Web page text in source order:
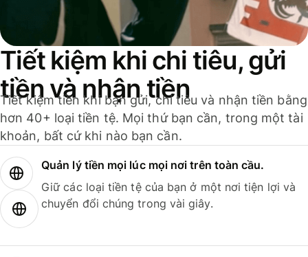
Tiết kiệm khi chi tiêu, gửi
tiền và nhận tiền
Tiết kiệm tiền khi bạn gửi, chi tiêu và nhận tiền bằng
hơn 40+ loại tiền tệ. Mọi thứ bạn cần, trong một tài
khoản, bất cứ khi nào bạn cần.
Quản lý tiền mọi lúc mọi nơi trên toàn cầu.
Giữ các loại tiền tệ của bạn ở một nơi tiện lợi và
chuyển đổi chúng trong vài giây.